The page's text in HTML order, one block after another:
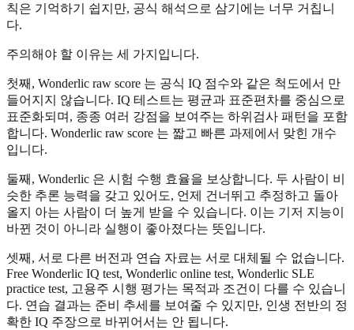
칙은 기억하기 쉽지만, 공식 해석으로 삼기에는 너무 거칩니
다.
주의해야 할 이유는 세 가지입니다.
첫째, Wonderlic raw score 는 공식 IQ 점수와 같은 척도에서 만
들어지지 않습니다. IQ 테스트는 평균과 표준편차를 중심으로
표준화되며, 종종 여러 강점을 보여주는 하위검사 패턴을 포함
합니다. Wonderlic raw score 는 짧고 빠른 과제에서 맞힌 개수
입니다.
둘째, Wonderlic 은 시험 수행 효율을 보상합니다. 두 사람이 비
슷한 추론 능력을 갖고 있어도, 언제 건너뛰고 추정하고 돌아
올지 아는 사람이 더 높게 받을 수 있습니다. 이는 기저 지능이
바뀐 것이 아니라 실행이 좋아졌다는 뜻입니다.
셋째, 서로 다른 버전과 연습 자료는 서로 대체될 수 없습니다.
Free Wonderlic IQ test, Wonderlic online test, Wonderlic SLE
practice test, 고용주 시행 평가는 목적과 조건이 다를 수 있습니
다. 연습 결과는 준비 추세를 보여줄 수 있지만, 인생 전반의 정
확한 IQ 주장으로 바뀌어서는 안 됩니다.